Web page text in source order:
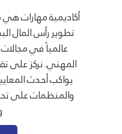
أكاديمية مهارات
تطوير رأس المال
عالمياً في مجالات
المهني. نركز على
يواكب أحدث
والمنظمات على